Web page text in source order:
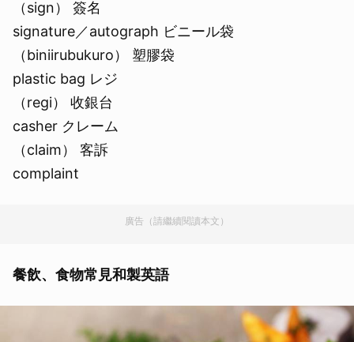
（sign） 簽名
signature／autograph ビニール袋
（biniirubukuro） 塑膠袋
plastic bag レジ
（regi） 收銀台
casher クレーム
（claim） 客訴
complaint
廣告（請繼續閱讀本文）
餐飲、食物常見和製英語